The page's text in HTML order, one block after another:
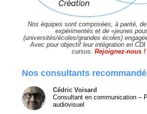
Nos équipes sont composées, à parité,
expérimentés et de «jeunes
(universités/écoles/grandes écoles)
Avec pour objectif leur intégration en
cursus. Rejoignez-nous !
Nos consultants
Cédric Voisard
Consultant en communication –
audiovisuel